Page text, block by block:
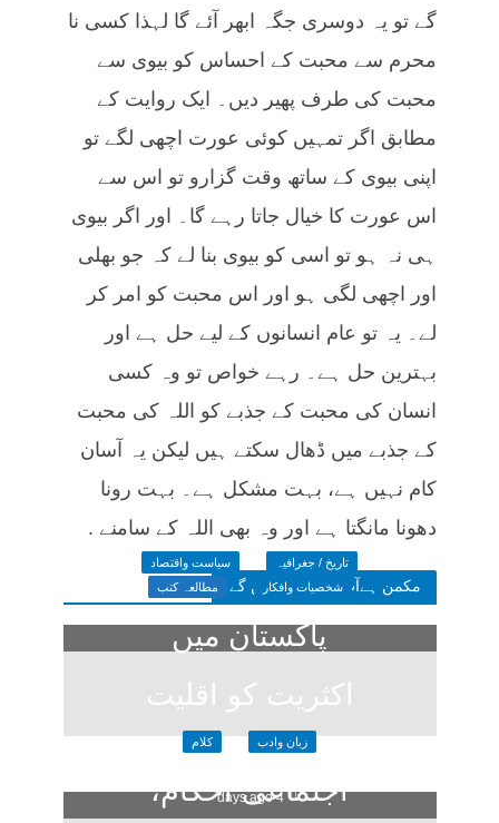
گے تو یہ دوسری جگہ ابھر آئے گا لہذا کسی نا
محرم سے محبت کے احساس کو بیوی سے
محبت کی طرف پھیر دیں۔ ایک روایت کے
مطابق اگر تمہیں کوئی عورت اچھی لگے تو
اپنی بیوی کے ساتھ وقت گزارو تو اس سے
اس عورت کا خیال جاتا رہے گا۔ اور اگر بیوی
ہی نہ ہو تو اسی کو بیوی بنا لے کہ جو بھلی
اور اچھی لگی ہو اور اس محبت کو امر کر
لے۔ یہ تو عام انسانوں کے لیے حل ہے اور
بہترین حل ہے۔ رہے خواص تو وہ کسی
انسان کی محبت کے جذبے کو اللہ کی محبت
کے جذبے میں ڈھال سکتے ہیں لیکن یہ آسان
کام نہیں ہے، بہت مشکل ہے۔ بہت رونا
دھونا مانگتا ہے اور وہ بھی اللہ کے سامنے .
مکمن ہےآپ پسند فرمائیں گے
تاریخ / جغرافیہ
سیاست واقتصاد
شخصیات وافکار
مطالعہ کتب
پاکستان میں
اکثریت کو اقلیت
کا خوف
4 days ago
زبان وادب کلام
اجتماعی احکام،